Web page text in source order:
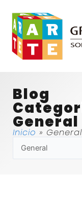
contenido
Blog
General
Inicio » General